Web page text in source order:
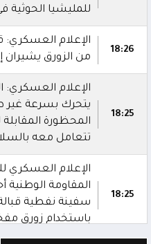
للمليشيا الحوثية
18:26
الإعلام العسكري:
من الزورق يشيران
18:25
الإعلام العسكري:
يتحرك بسرعة غير
المحظورة
تتعامل معه
18:25
الإعلام العسكري
المقاومة
سفينة نفطية
باستخدام زورق